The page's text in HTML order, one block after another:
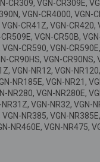
CR309, VGN-CR309E,
VGN-CR4000, VGN-
CR41Z, VGN-
VGN-CR50B,
CR590, VGN-
CR90HS, VGN-CR90NS,
VGN-NR12, VGN-
NR185E, VGN-NR21,
NR280, VGN-NR280E,
VGN-NR32, VGN-
NR385, VGN-
NR460E, VGN-NR475,